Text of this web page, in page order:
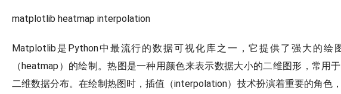
matplotlib heatmap interpolation
Matplotlib是Python中最流行的数据可视化库之一，它提供了强大的绘
（heatmap）的绘制。热图是一种用颜色来表示数据大小的二维图形，常用
二维数据分布。在绘制热图时，插值（interpolation）技术扮演着重要的角色